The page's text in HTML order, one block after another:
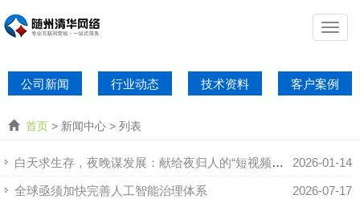
公司新闻 行业动态 技术资料 客户案例
首页 > 新闻中心 > 列表
2026-01-14
白天求生存，夜晚谋发展：献给夜归人的“短视频直播+AI”副业加速课
2026-07-17
全球亟须加快完善人工智能治理体系